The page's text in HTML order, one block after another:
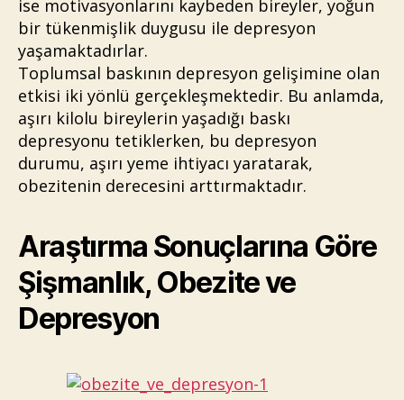
ise motivasyonlarını kaybeden bireyler, yoğun
bir tükenmişlik duygusu ile depresyon
yaşamaktadırlar.
Toplumsal baskının depresyon gelişimine olan
etkisi iki yönlü gerçekleşmektedir. Bu anlamda,
aşırı kilolu bireylerin yaşadığı baskı
depresyonu tetiklerken, bu depresyon
durumu, aşırı yeme ihtiyacı yaratarak,
obezitenin derecesini arttırmaktadır.
Araştırma Sonuçlarına Göre
Şişmanlık, Obezite ve
Depresyon